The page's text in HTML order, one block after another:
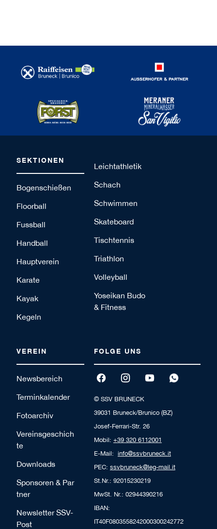
SEKTIONEN
Bogenschießen
Floorball
Fussball
Handball
Hauptverein
Karate
Kayak
Kegeln
Leichtathletik
Schach
Schwimmen
Skateboard
Tischtennis
Triathlon
Volleyball
Yoseikan Budo
& Fitness
VEREIN
Newsbereich
Terminkalender
Fotoarchiv
Vereinsgeschich
te
Downloads
Sponsoren & Par
tner
Newsletter SSV-
Post
FOLGE UNS
© SSV BRUNECK
39031 Bruneck/Brunico (BZ)
Josef-Ferrari-Str. 26
Mobil: +39 320 6112001
E-Mail: info@ssvbruneck.it
PEC: ssvbruneck@leg-mail.it
St.Nr.: 92015230219
MwSt. Nr.: 02944390216
IBAN:
IT40F0803558242000300242772